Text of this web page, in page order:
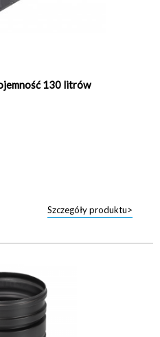
130 litrów
Szczegóły produktu>